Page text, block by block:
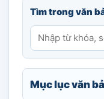
Tìm trong văn
Mục lục văn